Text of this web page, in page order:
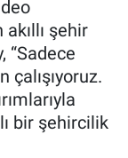
şehir
“Sadece
çalışıyoruz.
bir şehircilik